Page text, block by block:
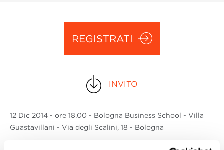
REGISTRATI
12 Dic 2014 - ore 18.00 - Bologna Business School - Villa
Guastavillani - Via degli Scalini, 18 - Bologna
INVITO